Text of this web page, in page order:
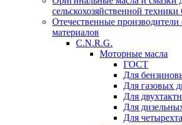
сельскохозяйственной
Отечественные
материалов
C.N.R.G.
Моторные масла
ГОСТ
Для
Для газовых
Для
Для
Для